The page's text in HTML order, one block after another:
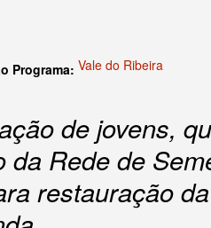
Programa: Vale do Ribeira
de jovens,
da Rede de
restauração